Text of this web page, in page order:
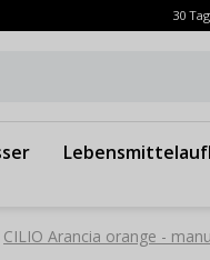
30
CILIO Arancia orange -